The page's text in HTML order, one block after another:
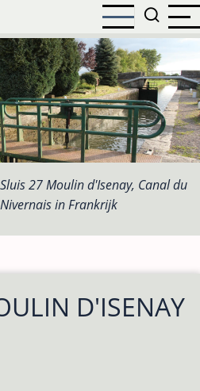
Sluis 27 Moulin d'Isenay, Canal du
Nivernais in Frankrijk
D'ISENAY